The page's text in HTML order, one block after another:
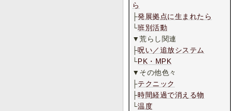
ら
├発展拠点に生まれたら
└班別活動
▼荒らし関連
├呪い／追放システム
└PK・MPK
▼その他色々
├テクニック
├時間経過で消える物
└温度